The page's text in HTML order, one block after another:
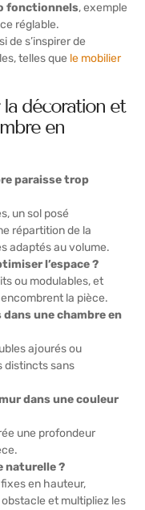
fonctionnels, exemple
réglable.
de s’inspirer de
telles que le mobilier
décoration et
en
paraisse trop
un sol posé
répartition de la
adaptés au volume.
l’espace ?
ou modulables, et
la pièce.
une chambre en
ajourés ou
distincts sans
dans une couleur
une profondeur
naturelle ?
en hauteur,
et multipliez les